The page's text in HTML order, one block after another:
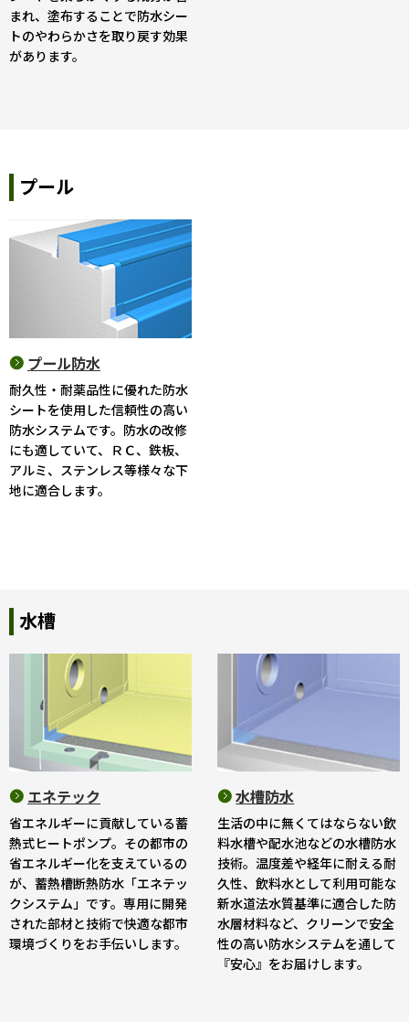
まれ、塗布することで防水シー
トのやわらかさを取り戻す効果
があります。
プール
プール防水
耐久性・耐薬品性に優れた防水
シートを使用した信頼性の高い
防水システムです。防水の改修
にも適していて、ＲＣ、鉄板、
アルミ、ステンレス等様々な下
地に適合します。
水槽
エネテック
省エネルギーに貢献している蓄
熱式ヒートポンプ。その都市の
省エネルギー化を支えているの
が、蓄熱槽断熱防水「エネテッ
クシステム」です。専用に開発
された部材と技術で快適な都市
環境づくりをお手伝いします。
水槽防水
生活の中に無くてはならない飲
料水槽や配水池などの水槽防水
技術。温度差や経年に耐える耐
久性、飲料水として利用可能な
新水道法水質基準に適合した防
水層材料など、クリーンで安全
性の高い防水システムを通して
『安心』をお届けします。